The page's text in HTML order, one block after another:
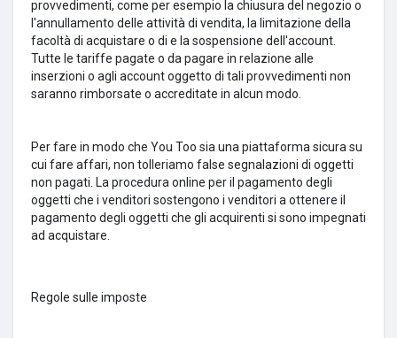
provvedimenti, come per esempio la chiusura del negozio o
l'annullamento delle attività di vendita, la limitazione della
facoltà di acquistare o di e la sospensione dell'account.
Tutte le tariffe pagate o da pagare in relazione alle
inserzioni o agli account oggetto di tali provvedimenti non
saranno rimborsate o accreditate in alcun modo.
Per fare in modo che You Too sia una piattaforma sicura su
cui fare affari, non tolleriamo false segnalazioni di oggetti
non pagati. La procedura online per il pagamento degli
oggetti che i venditori sostengono i venditori a ottenere il
pagamento degli oggetti che gli acquirenti si sono impegnati
ad acquistare.
Regole sulle imposte